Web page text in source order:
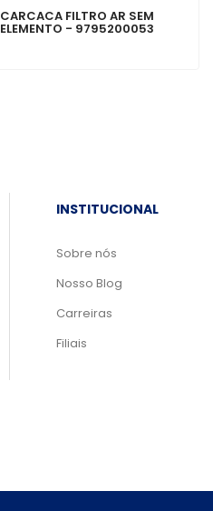
CARCACA FILTRO AR SEM
ELEMENTO - 9795200053
INSTITUCIONAL
Sobre nós
Nosso Blog
Carreiras
Filiais